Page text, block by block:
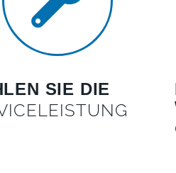
SIE DIE